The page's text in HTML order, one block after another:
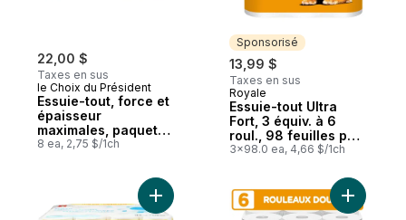
22,00 $
Taxes en sus
le Choix du Président
Essuie-tout, force et
épaisseur
maximales, paquet
de 8 rouleaux
8 ea, 2,75 $/1ch
Sponsorisé
13,99 $
Taxes en sus
Sponsorisé
Royale
Essuie-tout Ultra
Fort, 3 équiv. à 6
roul., 98 feuilles par
rouleau
3x98.0 ea, 4,66 $/1ch
Ajouter Essuie-tout super absorbant,
Ajouter